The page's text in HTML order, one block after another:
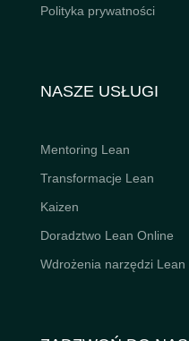
Polityka prywatności
NASZE USŁUGI
Mentoring Lean
Transformacje Lean
Kaizen
Doradztwo Lean Online
Wdrożenia narzędzi Lean